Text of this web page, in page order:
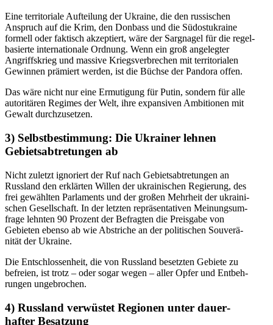
Eine terri­to­riale Aufteilung der Ukraine, die den russi­schen
Anspruch auf die Krim, den Donbass und die Südost­ukraine
formell oder faktisch akzep­tiert, wäre der Sargnagel für die regel­
ba­sierte inter­na­tionale Ordnung. Wenn ein groß angelegter
Angriffs­krieg und massive Kriegs­ver­brechen mit terri­to­rialen
Gewinnen prämiert werden, ist die Büchse der Pandora offen.
Das wäre nicht nur eine Ermutigung für Putin, sondern für alle
autori­tären Regimes der Welt, ihre expan­siven Ambitionen mit
Gewalt durchzusetzen.
3) Selbst­be­stimmung: Die Ukrainer lehnen
Gebiets­ab­tre­tungen ab
Nicht zuletzt ignoriert der Ruf nach Gebiets­ab­tre­tungen an
Russland den erklärten Willen der ukrai­ni­schen Regierung, des
frei gewählten Parla­ments und der großen Mehrheit der ukrai­ni­
schen Gesell­schaft. In der letzten reprä­sen­ta­tiven Meinungs­um­
frage lehnten 90 Prozent der Befragten die Preisgabe von
Gebieten ebenso ab wie Abstriche an der politi­schen Souve­rä­
nität der Ukraine.
Die Entschlos­senheit, die von Russland besetzten Gebiete zu
befreien, ist trotz – oder sogar wegen – aller Opfer und Entbeh­
rungen ungebrochen.
4) Russland verwüstet Regionen unter dauer­
hafter Besatzung